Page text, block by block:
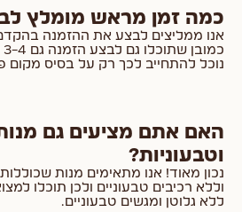
כמה זמן מראש מומלץ
אנו ממליצים לבצע את ההזמנה
נוכל להתחייב לכך רק על בסיס מקום
האם אתם מציעים גם
וטבעוניות?
נכון מאוד! אנו מתאימים מנות
וללא רכיבים טבעוניים ולכן תוכלו
ללא גלוטן ומגשים טבעוניים.